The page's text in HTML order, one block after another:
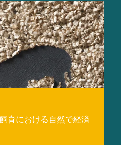
飼育における自然で経済